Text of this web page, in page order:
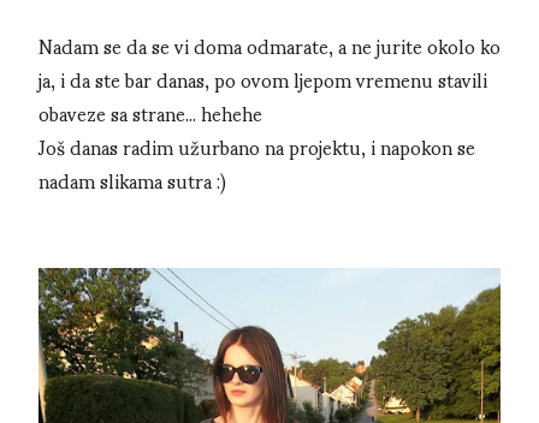
Nadam se da se vi doma odmarate, a ne jurite okolo ko
ja, i da ste bar danas, po ovom ljepom vremenu stavili
obaveze sa strane... hehehe
Još danas radim užurbano na projektu, i napokon se
nadam slikama sutra :)